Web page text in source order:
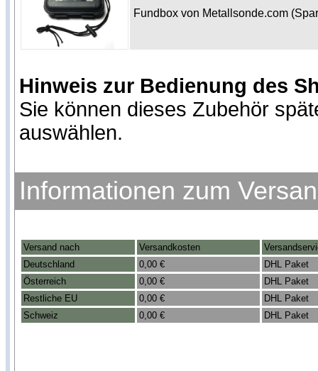
Fundbox von Metallsonde.com
Hinweis zur Bedienung des
Sie können dieses Zubehör
auswählen.
Informationen zum
Versand nach Versandkosten
Deutschland
0,00 €
DHL Paket
Österreich
0,00 €
DHL Paket
Restliche EU
0,00 €
DHL Paket
Schweiz
0,00 € DHL Paket